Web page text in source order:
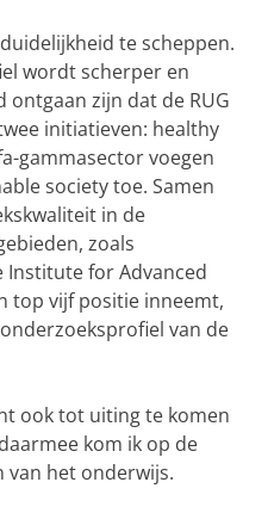
te scheppen.
wordt scherper en
zijn dat de RUG
initiatieven: healthy
gammasector voegen
society toe. Samen
in de
zoals
for Advanced
top vijf positie inneemt,
van de
ook tot uiting te komen
kom ik op de
van het onderwijs.